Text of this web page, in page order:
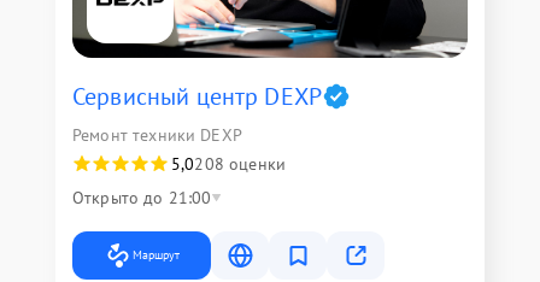
Сервисный центр DEXP
Ремонт техники DEXP
5,0208 оценки
Открыто до 21:00
Маршрут